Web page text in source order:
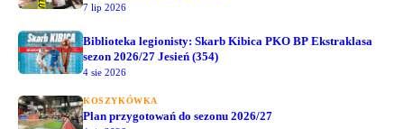
7 lip 2026
Biblioteka legionisty: Skarb Kibica PKO BP Ekstraklasa
sezon 2026/27 Jesień (354)
4 sie 2026
KOSZYKÓWKA
Plan przygotowań do sezonu 2026/27